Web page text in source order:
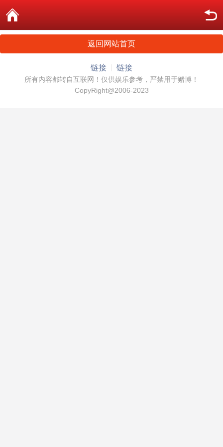
返回网站首页
链接 链接
所有内容都转自互联网！仅供娱乐参考，严禁用于赌博！
CopyRight@2006-2023